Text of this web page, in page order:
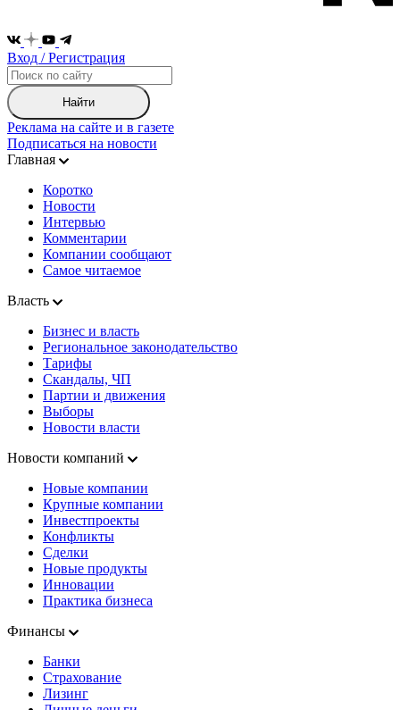
Вход / Регистрация
Найти
Реклама на сайте и в газете
Подписаться на новости
Главная
Коротко
Новости
Интервью
Комментарии
Компании сообщают
Самое читаемое
Власть
Бизнес и власть
Региональное законодательство
Тарифы
Скандалы, ЧП
Партии и движения
Выборы
Новости власти
Новости компаний
Новые компании
Крупные компании
Инвестпроекты
Конфликты
Сделки
Новые продукты
Инновации
Практика бизнеса
Финансы
Банки
Страхование
Лизинг